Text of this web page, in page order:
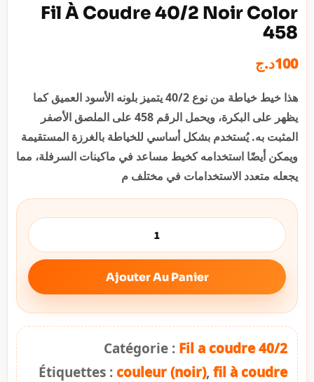
Fil À Coudre 40/2 Noir Color
458
100د.ج
هذا خيط خياطة من نوع 40/2 يتميز بلونه الأسود العميق كما
يظهر على البكرة، ويحمل الرقم 458 على الملصق الأصفر
المثبت به. يُستخدم بشكل أساسي للخياطة بالغرزة المستقيمة
ويمكن أيضًا استخدامه كخيط مساعد في ماكينات السرفلة، مما
يجعله متعدد الاستخدامات في مختلف م
Ajouter Au Panier
Catégorie : Fil a coudre 40/2
Étiquettes :couleur (noir), fil à coudre